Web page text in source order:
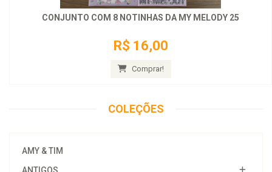
CONJUNTO COM 8 NOTINHAS DA MY MELODY 25
R$ 16,00
Comprar!
COLEÇÕES
AMY & TIM
ANTIGOS